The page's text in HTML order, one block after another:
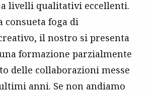
livelli qualitativi eccellenti.
consueta foga di
il nostro si presenta
formazione parzialmente
delle collaborazioni messe
anni. Se non andiamo